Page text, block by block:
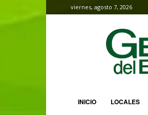
viernes, agosto 7, 2026
Gente
del
Balsas
INICIO LOCALES